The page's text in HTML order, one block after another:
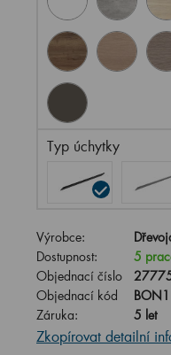
Typ úchytky
Výrobce:
Dostupnost:
5
Objednací číslo
Objednací kód
Záruka:
5 let
Zkopírovat detailní